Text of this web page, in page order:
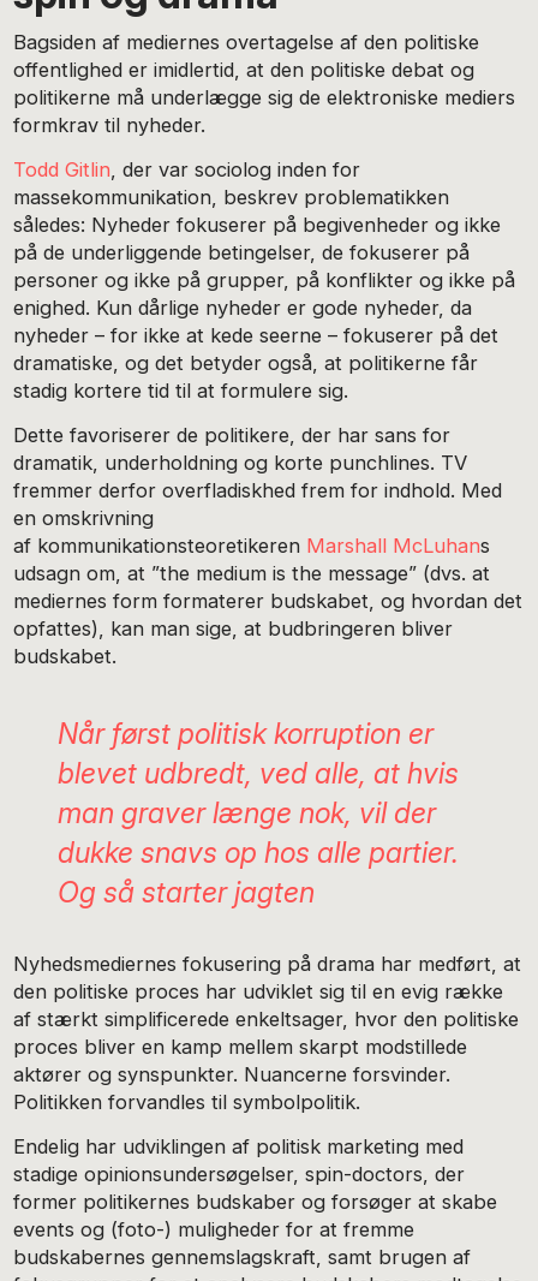
Bagsiden af mediernes overtagelse af den politiske
offentlighed er imidlertid, at den politiske debat og
politikerne må underlægge sig de elektroniske mediers
formkrav til nyheder.
Todd Gitlin, der var sociolog inden for
massekommunikation, beskrev problematikken
således: Nyheder fokuserer på begivenheder og ikke
på de underliggende betingelser, de fokuserer på
personer og ikke på grupper, på konflikter og ikke på
enighed. Kun dårlige nyheder er gode nyheder, da
nyheder – for ikke at kede seerne – fokuserer på det
dramatiske, og det betyder også, at politikerne får
stadig kortere tid til at formulere sig.
Dette favoriserer de politikere, der har sans for
dramatik, underholdning og korte punchlines. TV
fremmer derfor overfladiskhed frem for indhold. Med
en omskrivning
af kommunikationsteoretikeren Marshall McLuhans
udsagn om, at ”the medium is the message” (dvs. at
mediernes form formaterer budskabet, og hvordan det
opfattes), kan man sige, at budbringeren bliver
budskabet.
Når først politisk korruption er
blevet udbredt, ved alle, at hvis
man graver længe nok, vil der
dukke snavs op hos alle partier.
Og så starter jagten
Nyhedsmediernes fokusering på drama har medført, at
den politiske proces har udviklet sig til en evig række
af stærkt simplificerede enkeltsager, hvor den politiske
proces bliver en kamp mellem skarpt modstillede
aktører og synspunkter. Nuancerne forsvinder.
Politikken forvandles til symbolpolitik.
Endelig har udviklingen af politisk marketing med
stadige opinionsundersøgelser, spin-doctors, der
former politikernes budskaber og forsøger at skabe
events og (foto-) muligheder for at fremme
budskabernes gennemslagskraft, samt brugen af